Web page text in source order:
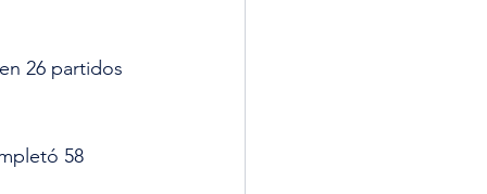
26 partidos
58